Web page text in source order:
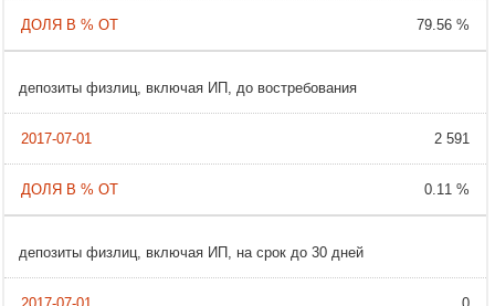
79.56 %
депозиты физлиц, включая ИП, до востребования
2 591
0.11 %
депозиты физлиц, включая ИП, на срок до 30 дней